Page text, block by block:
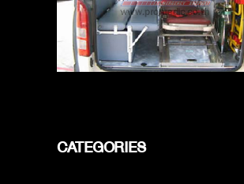
CATEGORIES